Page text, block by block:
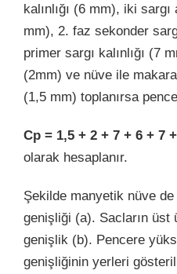
kalınlığı (6 mm), iki
mm), 2. faz sekonder
primer sargı kalınlığı (7
(2mm) ve nüve ile
(1,5 mm) toplanırsa
Cp = 1,5 + 2 + 7 + 6 + 7
olarak hesaplanır.
Şekilde manyetik nüve
genişliği (a). Sacların
genişlik (b). Pencere
genişliğinin yerleri